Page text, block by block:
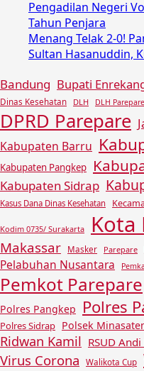
Pengadilan Negeri
Tahun Penjara
Menang Telak 2-0!
Sultan Hasanuddin,
Bandung Bupati
Dinas Kesehatan DLH DLH Parepare
DPRD Parepare
Kabupaten Barru
Kabupaten Pangkep
Kabupaten Sidrap
Kasus Dana Dinas Kesehatan
Kodim 0735/ Surakarta Kota
Makassar Masker Parepare
Pelabuhan Nusantara
Pemkot Parepare
Polres Pangkep Polres
Polres Sidrap Polsek
Ridwan Kamil RSUD
Virus Corona Walikota Cup